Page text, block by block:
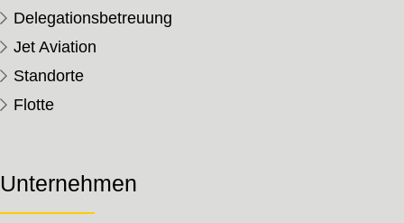
Delegationsbetreuung
Jet Aviation
Standorte
Flotte
Unternehmen